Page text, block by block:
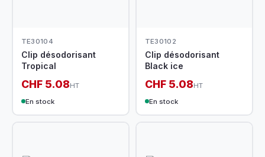
TE30104
Clip désodorisant
Tropical
CHF 5.08HT
En stock
TE30102
Clip désodorisant
Black ice
CHF 5.08HT
En stock